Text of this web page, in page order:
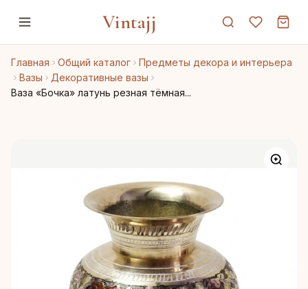
Vintajj
Главная Общий каталог
Предметы декора и интерьера
Вазы
Декоративные вазы
Ваза «Бочка» латунь резная тёмная...